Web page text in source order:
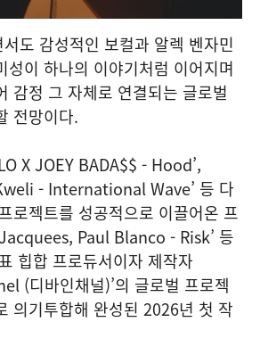
도 감성적인 보컬과 알렉 벤자민
성이 하나의 이야기처럼 이어지며
감정 그 자체로 연결되는 글로벌
전망이다.
X JOEY BADA$$ - Hood’,
- International Wave’ 등 다
로젝트를 성공적으로 이끌어온 프
Paul Blanco - Risk’ 등
힙합 프로듀서이자 제작자
(디바인채널)’의 글로벌 프로젝
의기투합해 완성된 2026년 첫 작